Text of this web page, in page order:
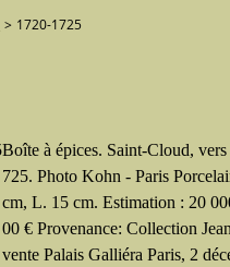
> 1720-1725
Boîte à épices. Saint-Cloud, vers
725. Photo Kohn - Paris
cm, L. 15 cm. Estimation : 20
00 € Provenance: Collection
vente Palais Galliéra Paris, 2